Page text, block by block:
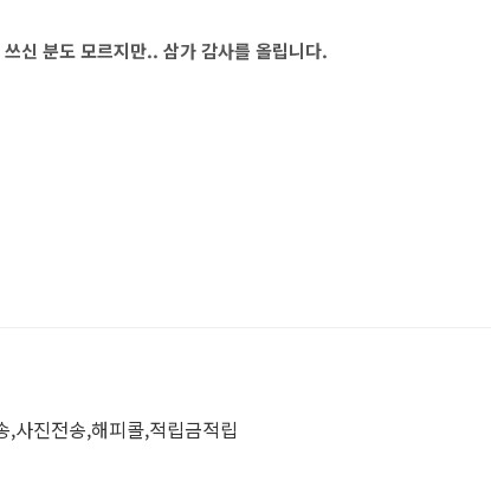
신 분도 모르지만.. 삼가 감사를 올립니다.
사진전송,해피콜,적립금적립